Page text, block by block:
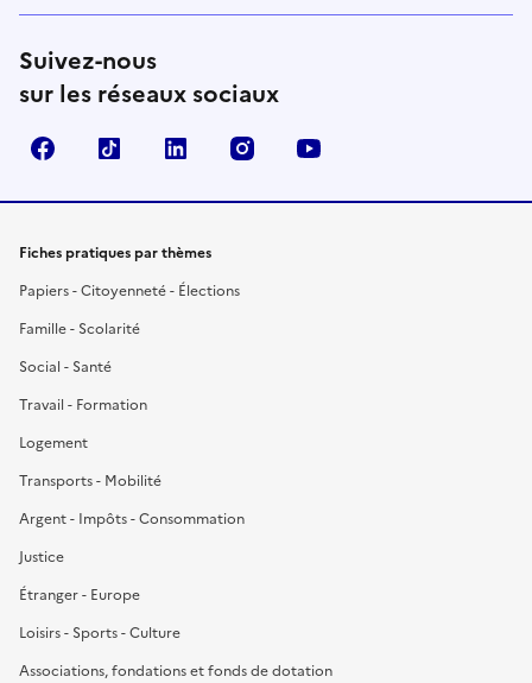
Suivez-nous
sur les réseaux sociaux
FacebookTikTok LinkedIn Instagram
Fiches pratiques par thèmes
Papiers - Citoyenneté - Élections
Famille - Scolarité
Social - Santé
Travail - Formation
Logement
Transports - Mobilité
Argent - Impôts - Consommation
Justice
Étranger - Europe
Loisirs - Sports - Culture
Associations, fondations et fonds de dotation